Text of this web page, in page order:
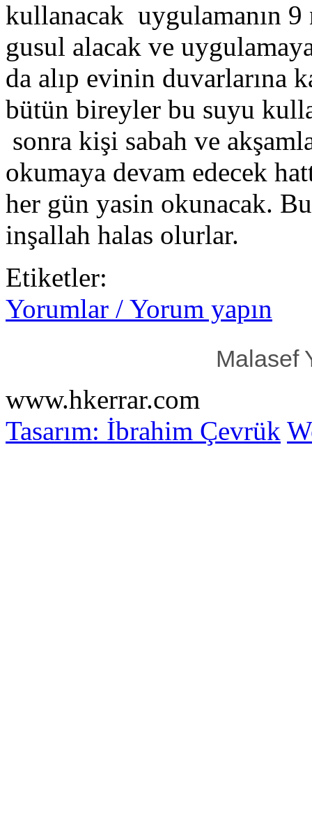
kullanacak uygulamanın 9
gusul alacak ve
da alıp evinin duvarlarına
bütün bireyler bu suyu
sonra kişi sabah ve
okumaya devam edecek
her gün yasin okunacak.
inşallah halas olurlar.
Etiketler:
Yorumlar / Yorum yapın
Malasef
www.hkerrar.com
Tasarım: İbrahim Çevrük